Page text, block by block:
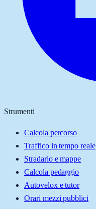
Strumenti
Calcola percorso
Traffico in tempo reale
Stradario e mappe
Calcola pedaggio
Autovelox e tutor
Orari mezzi pubblici